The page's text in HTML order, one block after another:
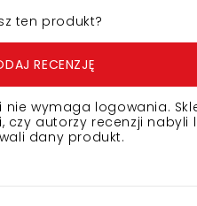
ten produkt?
RECENZJĘ
nie wymaga logowania.
czy autorzy recenzji nabyli
dany produkt.